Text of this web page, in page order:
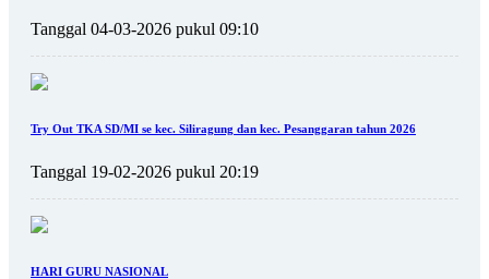
Tanggal 04-03-2026 pukul 09:10
Try Out TKA SD/MI se kec. Siliragung dan kec. Pesanggaran tahun 2026
Tanggal 19-02-2026 pukul 20:19
HARI GURU NASIONAL